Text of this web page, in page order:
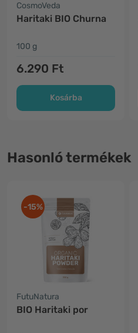
CosmoVeda
Haritaki BIO Churna
100 g
6.290 Ft
Kosárba
Hasonló termékek
-15%
FutuNatura
BIO Haritaki por